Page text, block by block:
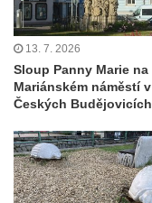
13. 7. 2026
Sloup Panny Marie na
Mariánském náměstí v
Českých Budějovicích